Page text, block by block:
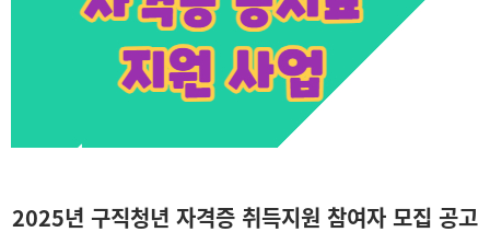
2025년 구직청년 자격증 취득지원 참여자 모집 공고